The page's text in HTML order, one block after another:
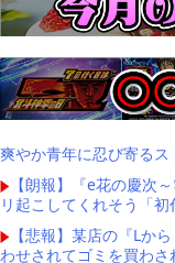
爽やか青年に忍び寄るス
【朗報】『e花の慶次
リ起こしてくれそう「初
【悲報】某店の『Lか
わせされてゴミを買わさ